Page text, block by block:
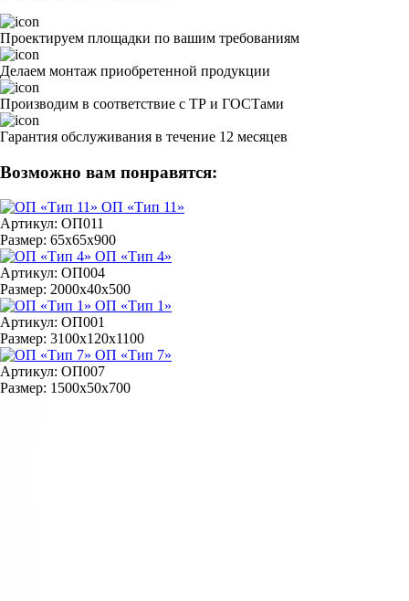
Проектируем площадки по вашим требованиям
Делаем монтаж приобретенной продукции
Производим в соответствие с ТР и ГОСТами
Гарантия обслуживания в течение 12 месяцев
Возможно вам понравятся:
ОП «Тип 11»
Артикул: ОП011
Размер: 65х65х900
ОП «Тип 4»
Артикул: ОП004
Размер: 2000х40х500
ОП «Тип 1»
Артикул: ОП001
Размер: 3100х120х1100
ОП «Тип 7»
Артикул: ОП007
Размер: 1500х50х700